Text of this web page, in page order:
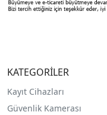
KATEGORİLER
Kayıt Cihazları
Güvenlik Kamerası